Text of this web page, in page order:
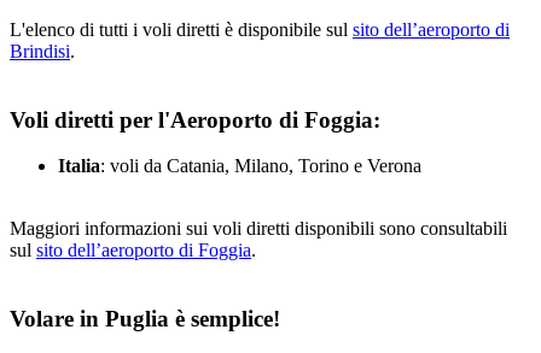
L'elenco di tutti i voli diretti è disponibile sul sito dell’aeroporto di
Brindisi.
Voli diretti per l'Aeroporto di Foggia:
Italia: voli da Catania, Milano, Torino e Verona
Maggiori informazioni sui voli diretti disponibili sono consultabili
sul sito dell’aeroporto di Foggia.
Volare in Puglia è semplice!